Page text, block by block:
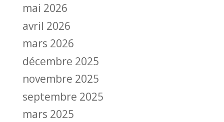
mai 2026
avril 2026
mars 2026
décembre 2025
novembre 2025
septembre 2025
mars 2025